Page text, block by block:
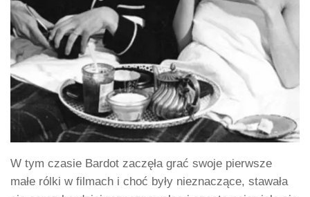
W tym czasie Bardot zaczęła grać swoje pierwsze
małe rólki w filmach i choć były nieznaczące, stawała